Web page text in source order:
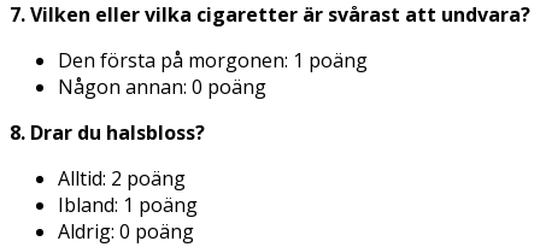
7. Vilken eller vilka cigaretter är svårast att undvara?
Den första på morgonen: 1 poäng
Någon annan: 0 poäng
8. Drar du halsbloss?
Alltid: 2 poäng
Ibland: 1 poäng
Aldrig: 0 poäng